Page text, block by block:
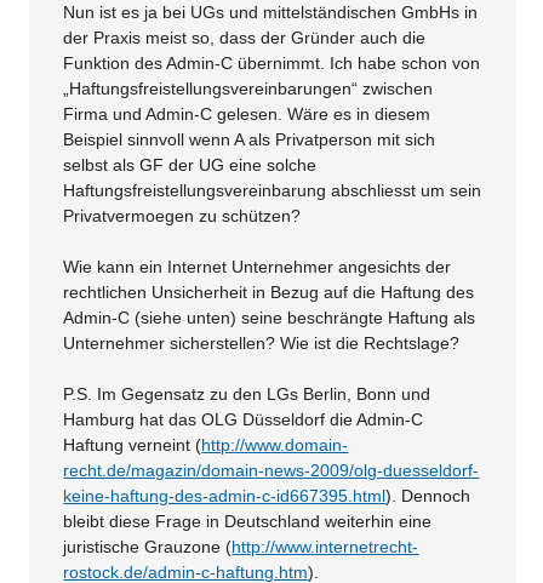
Nun ist es ja bei UGs und mittelständischen GmbHs in
der Praxis meist so, dass der Gründer auch die
Funktion des Admin-C übernimmt. Ich habe schon von
„Haftungsfreistellungsvereinbarungen“ zwischen
Firma und Admin-C gelesen. Wäre es in diesem
Beispiel sinnvoll wenn A als Privatperson mit sich
selbst als GF der UG eine solche
Haftungsfreistellungsvereinbarung abschliesst um sein
Privatvermoegen zu schützen?
Wie kann ein Internet Unternehmer angesichts der
rechtlichen Unsicherheit in Bezug auf die Haftung des
Admin-C (siehe unten) seine beschrängte Haftung als
Unternehmer sicherstellen? Wie ist die Rechtslage?
P.S. Im Gegensatz zu den LGs Berlin, Bonn und
Hamburg hat das OLG Düsseldorf die Admin-C
Haftung verneint (http://www.domain-
recht.de/magazin/domain-news-2009/olg-duesseldorf-
keine-haftung-des-admin-c-id667395.html). Dennoch
bleibt diese Frage in Deutschland weiterhin eine
juristische Grauzone (http://www.internetrecht-
rostock.de/admin-c-haftung.htm).